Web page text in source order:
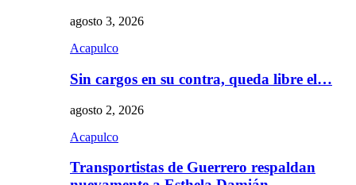
agosto 3, 2026
Acapulco
Sin cargos en su contra, queda libre el…
agosto 2, 2026
Acapulco
Transportistas de Guerrero respaldan